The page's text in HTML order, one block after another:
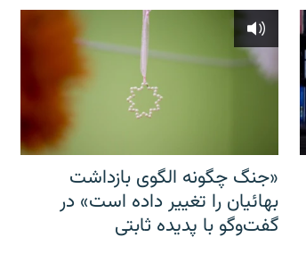
«جنگ چگونه الگوی بازداشت
بهائیان را تغییر داده است» در
گفت‌وگو با پدیده ثابتی